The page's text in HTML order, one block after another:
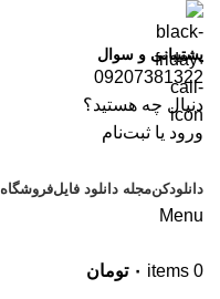
پشتیبانی و سوال
09207381322
دنبال چه هستید؟
ورود یا ثبت‌نام
دانلودکنمجله دانلود فایل
Menu
0
items ۰ تومان